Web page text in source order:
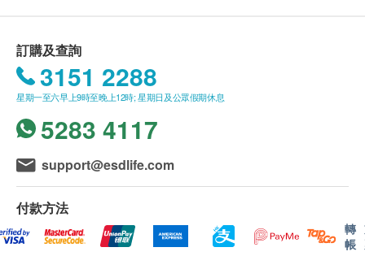
濾水器可享有長達12個月的使用壽命或處理8,000加
侖過濾水 (視水質狀況而定)。採用先進的過濾技術, 水
流量可達每分鐘1.6加侖。
此產品包含 : 5重高效過濾濾芯1個.
注意:
-購買前, 請確認產品是否適合您的水龍頭。
-濾芯更換週期約為12個月，視水質狀況的污染程度有
運費。
我們將於確定訂單後3 - 6個工作天內安排發貨。
不排除運送時間會因節日而有所影響。當八號烈風
訊號懸掛或黑色暴雨警告生效時，送貨服務時間將
會延遲。
所有訂單須視乎相關貨品的供應情況再作最後確
認。倘若生活易未能提供任何訂單上的貨品，生活
易有權拒絕接受該訂單，並且會於送貨前透過電話
或電郵通知顧客再作安排。
訂購及查詢
3151 2288
星期一至六早上9時至晚上12時; 星期日及公眾假期休息
5283 4117
support@esdlife.com
付款方法
轉
帳